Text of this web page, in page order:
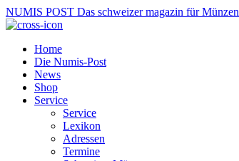
NUMIS POST Das schweizer magazin für Münzen
Home
Die Numis-Post
News
Shop
Service
Service
Lexikon
Adressen
Termine